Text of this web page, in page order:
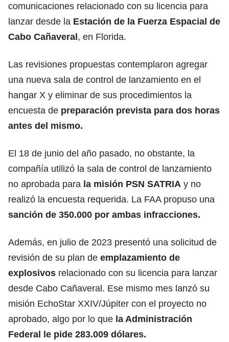
comunicaciones relacionado con su licencia para
lanzar desde la Estación de la Fuerza Espacial de
Cabo Cañaveral, en Florida.
Las revisiones propuestas contemplaron agregar
una nueva sala de control de lanzamiento en el
hangar X y eliminar de sus procedimientos la
encuesta de preparación prevista para dos horas
antes del mismo.
El 18 de junio del año pasado, no obstante, la
compañía utilizó la sala de control de lanzamiento
no aprobada para la misión PSN SATRIA y no
realizó la encuesta requerida. La FAA propuso una
sanción de 350.000 por ambas infracciones.
Además, en julio de 2023 presentó una solicitud de
revisión de su plan de emplazamiento de
explosivos relacionado con su licencia para lanzar
desde Cabo Cañaveral. Ese mismo mes lanzó su
misión EchoStar XXIV/Júpiter con el proyecto no
aprobado, algo por lo que la Administración
Federal le pide 283.009 dólares.